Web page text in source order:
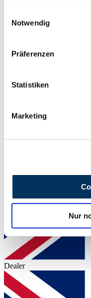
Trigger Symbol ändern
Informationen
können
bestimmten
Erfahren Sie mehr
analysieren.
Verwendung unserer
soziale Medien,
Partner führen diese
weiteren Daten
haben oder die sie im
gesammelt haben.
Notwendig
Präferenzen
Statistiken
Marketing
Nur
Bus (Camper)
Power (kW/hp)
Dealer